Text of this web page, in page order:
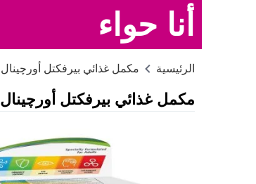
أنا حواء
الرئيسية مكمل غذائي بيرفكتل أورچينال
مكمل غذائي بيرفكتل أورچينال